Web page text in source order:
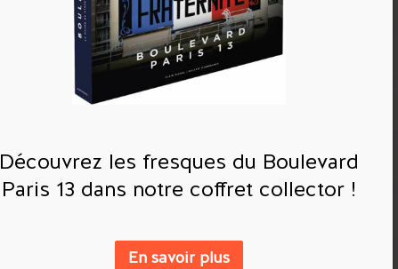
Découvrez les fresques du Boulevard
Paris 13 dans notre coffret collector !
En savoir plus